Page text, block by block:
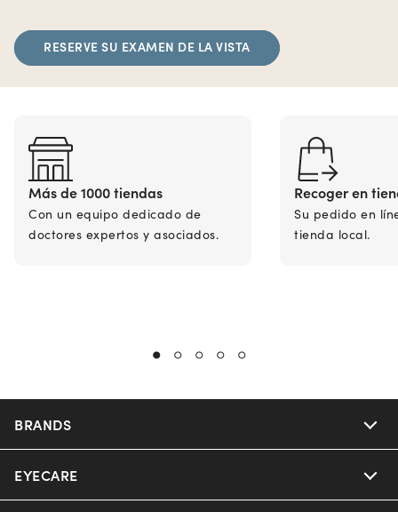
RESERVE SU EXAMEN DE LA VISTA
Más de 1000 tiendas
Con un equipo dedicado de
doctores expertos y asociados.
Recoger en
Su pedido en
tienda local.
BRANDS
Nuance Audio
EYECARE